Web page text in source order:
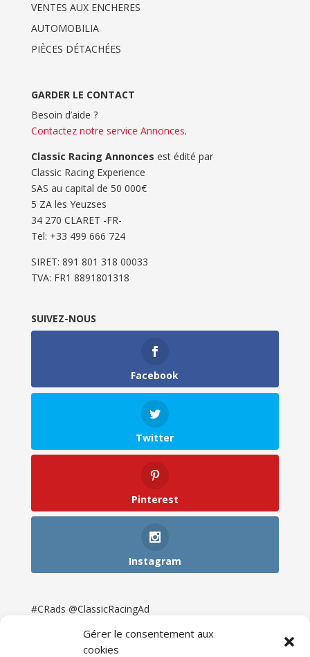
Gérer le consentement aux
cookies
VENTES AUX ENCHERES
AUTOMOBILIA
PIÈCES DÉTACHÉES
GARDER LE CONTACT
Besoin d’aide ?
Contactez notre service Annonces.
Classic Racing Annonces est édité par
Classic Racing Experience
SAS au capital de 50 000€
5 ZA les Yeuzses
34 270 CLARET -FR-
Tel: ‭+33 499 666 724‬
SIRET: 891 801 318 00033
TVA: FR1 8891801318
SUIVEZ-NOUS
Facebook
Twitter
Pinterest
Instagram
#CRads @ClassicRacingAd